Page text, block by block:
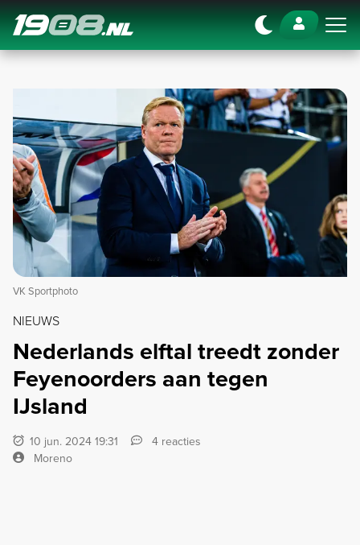
Navigation
VK Sportphoto
NIEUWS
Nederlands elftal treedt zonder
Feyenoorders aan tegen
IJsland
10 jun. 2024 19:31
4 reacties
Moreno